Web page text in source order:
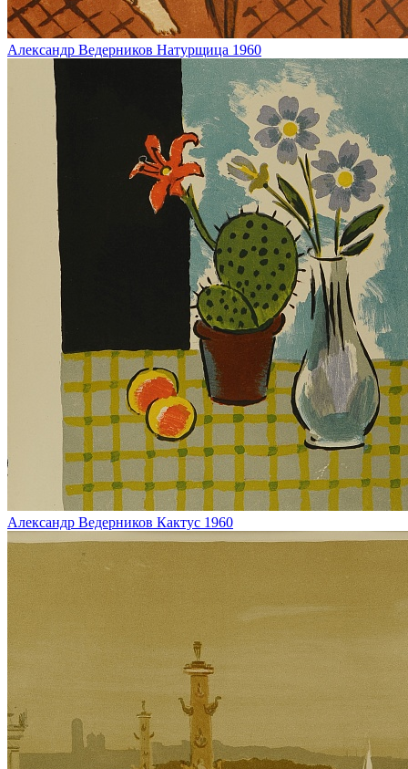
Александр Ведерников Натурщица 1960
Александр Ведерников Кактус 1960